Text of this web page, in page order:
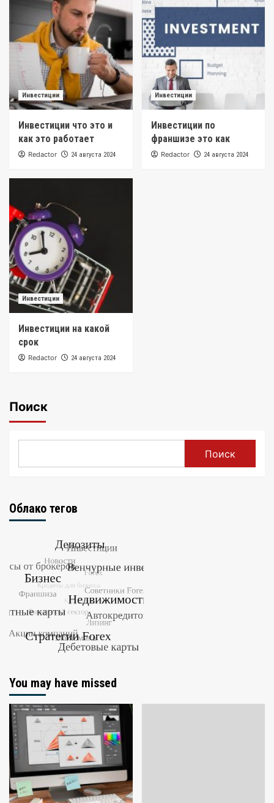
Инвестиции
Инвестиции что это и
как это работает
Redactor 24 августа 2024
Инвестиции
Инвестиции по
франшизе это как
Redactor 24 августа 2024
Инвестиции
Инвестиции на какой
срок
Redactor 24 августа 2024
Поиск
Поиск
Облако тегов
You may have missed